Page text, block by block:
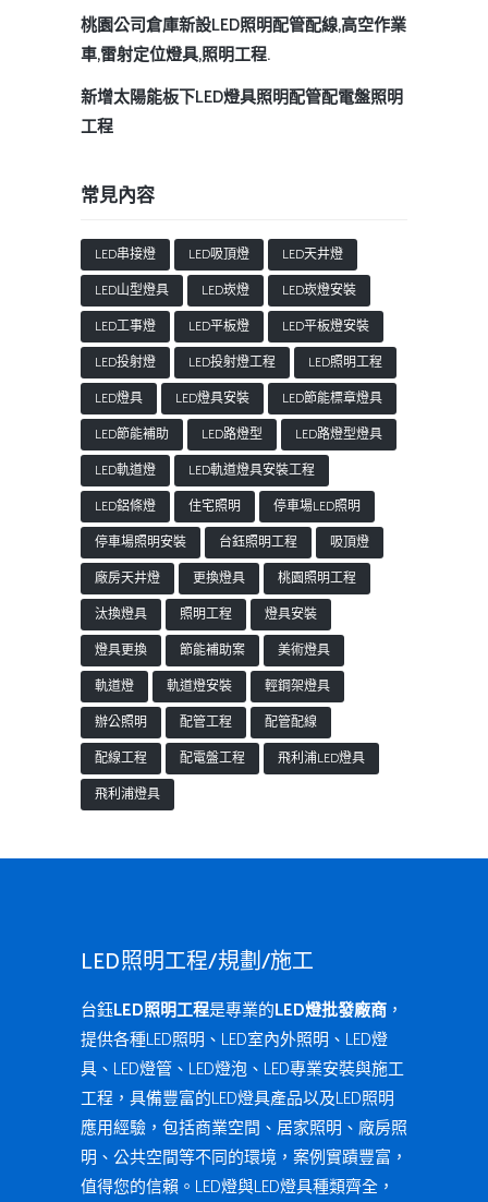
桃園公司倉庫新設LED照明配管配線,高空作業
車,雷射定位燈具,照明工程.
新增太陽能板下LED燈具照明配管配電盤照明
工程
常見內容
LED串接燈 LED吸頂燈
LED天井燈
LED山型燈具
LED崁燈
LED崁燈安裝
LED工事燈
LED平板燈
LED平板燈安裝
LED投射燈
LED投射燈工程
LED照明工程
LED燈具
LED燈具安裝
LED節能標章燈具
LED節能補助
LED路燈型
LED路燈型燈具
LED軌道燈
LED軌道燈具安裝工程
LED鋁條燈
住宅照明
停車場LED照明
停車場照明安裝
台鈺照明工程
吸頂燈
廠房天井燈
更換燈具
桃園照明工程
汰換燈具
照明工程
燈具安裝
燈具更換
節能補助案
美術燈具
軌道燈
軌道燈安裝
輕鋼架燈具
辦公照明
配管工程
配管配線
配線工程
配電盤工程
飛利浦LED燈具
飛利浦燈具
LED照明工程/規劃/施工
台鈺LED照明工程是專業的LED燈批發廠商 ，
提供各種LED照明、LED室內外照明、LED燈
具、LED燈管、LED燈泡、LED專業安裝與施工
工程，具備豐富的LED燈具產品以及LED照明
應用經驗，包括商業空間、居家照明、廠房照
明、公共空間等不同的環境，案例實蹟豐富，
值得您的信賴。LED燈與LED燈具種類齊全，